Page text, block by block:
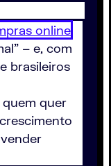
online
– e, com
brasileiros
quer